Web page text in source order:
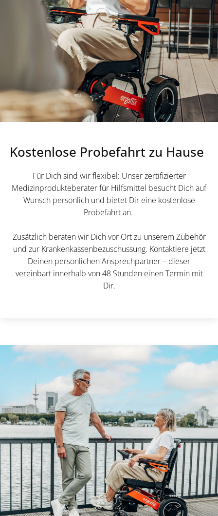
Kostenlose Probefahrt zu Hause
Für Dich sind wir flexibel: Unser zertifizierter
Medizinprodukteberater für Hilfsmittel besucht Dich auf
Wunsch persönlich und bietet Dir eine kostenlose
Probefahrt an.
Zusätzlich beraten wir Dich vor Ort zu unserem Zubehör
und zur Krankenkassenbezuschussung. Kontaktiere jetzt
Deinen persönlichen Ansprechpartner – dieser
vereinbart innerhalb von 48 Stunden einen Termin mit
Dir.